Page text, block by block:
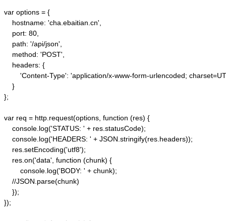
var options = {
    hostname: 'cha.ebaitian.cn',
    port: 80,
    path: '/api/json',
    method: 'POST',
    headers: {
'Content-Type': 'application/x-www-form-urlencoded;
    }
};
var req = http.request(options, function (res) {
    console.log('STATUS: ' + res.statusCode);
    console.log('HEADERS: ' + JSON.stringify(res.headers));
    res.setEncoding('utf8');
    res.on('data', function (chunk) {
        console.log('BODY: ' + chunk);
    //JSON.parse(chunk)
    });
});